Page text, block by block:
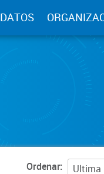
DATOS
Ordenar